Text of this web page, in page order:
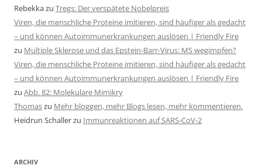
Rebekkazu Tregs: Der verspätete Nobelpreis
Viren, die menschliche Proteine imitieren, sind häufiger als gedacht
– und können Autoimmunerkrankungen auslösen | Friendly Fire
zu Multiple Sklerose und das Epstein-Barr-Virus: MS wegimpfen?
Viren, die menschliche Proteine imitieren, sind häufiger als gedacht
– und können Autoimmunerkrankungen auslösen | Friendly Fire
zu Abb. 82: Molekulare Mimikry
Thomaszu Mehr bloggen, mehr Blogs lesen, mehr kommentieren.
Heidrun Schallerzu Immunreaktionen auf SARS-CoV-2
ARCHIV